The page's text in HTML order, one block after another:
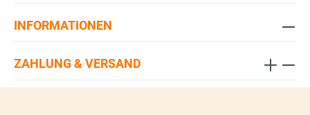
INFORMATIONEN
ZAHLUNG & VERSAND